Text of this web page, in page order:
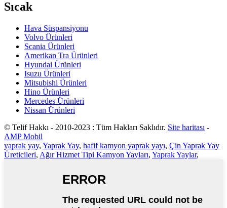
Sıcak
Hava Süspansiyonu
Volvo Ürünleri
Scania Ürünleri
Amerikan Tra Ürünleri
Hyundai Ürünleri
Isuzu Ürünleri
Mitsubishi Ürünleri
Hino Ürünleri
Mercedes Ürünleri
Nissan Ürünleri
© Telif Hakkı - 2010-2023 : Tüm Hakları Saklıdır. Site haritası -
AMP Mobil
yaprak yay, Yaprak Yay, hafif kamyon yaprak yayı, Çin Yaprak Yay
Üreticileri, Ağır Hizmet Tipi Kamyon Yayları, Yaprak Yaylar,